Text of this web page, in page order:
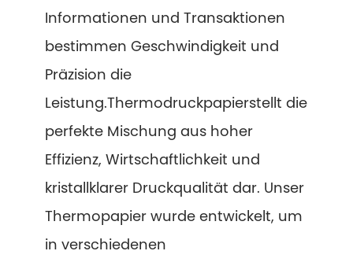
Informationen und Transaktionen
bestimmen Geschwindigkeit und
Präzision die
Leistung.Thermodruckpapierstellt die
perfekte Mischung aus hoher
Effizienz, Wirtschaftlichkeit und
kristallklarer Druckqualität dar. Unser
Thermopapier wurde entwickelt, um
in verschiedenen